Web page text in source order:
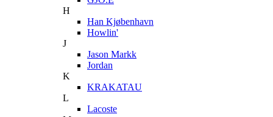
H
Han Kjøbenhavn
Howlin'
J
Jason Markk
Jordan
K
KRAKATAU
L
Lacoste